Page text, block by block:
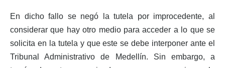
En dicho fallo se negó la tutela por improcedente, al
considerar que hay otro medio para acceder a lo que se
solicita en la tutela y que este se debe interponer ante el
Tribunal Administrativo de Medellín. Sin embargo, a